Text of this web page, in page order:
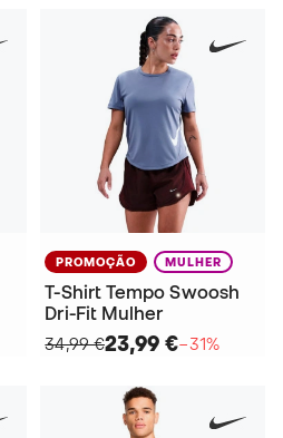
PROMOÇÃO MULHER
T-Shirt Tempo Swoosh
Dri-Fit Mulher
34,99 €23,99 €−31%